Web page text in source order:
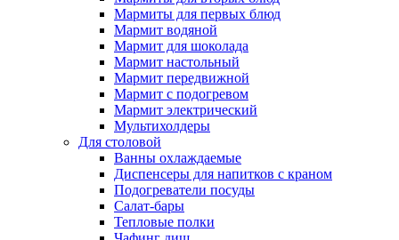
Мармиты для первых блюд
Мармит водяной
Мармит для шоколада
Мармит настольный
Мармит передвижной
Мармит с подогревом
Мармит электрический
Мультихолдеры
Для столовой
Ванны охлаждаемые
Диспенсеры для напитков с краном
Подогреватели посуды
Салат-бары
Тепловые полки